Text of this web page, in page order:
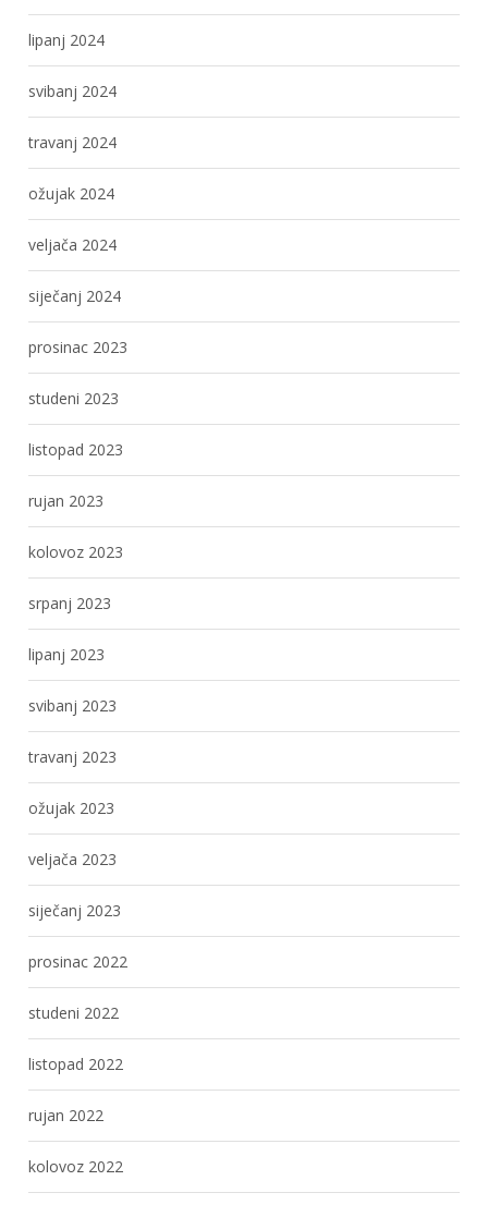
lipanj 2024
svibanj 2024
travanj 2024
ožujak 2024
veljača 2024
siječanj 2024
prosinac 2023
studeni 2023
listopad 2023
rujan 2023
kolovoz 2023
srpanj 2023
lipanj 2023
svibanj 2023
travanj 2023
ožujak 2023
veljača 2023
siječanj 2023
prosinac 2022
studeni 2022
listopad 2022
rujan 2022
kolovoz 2022